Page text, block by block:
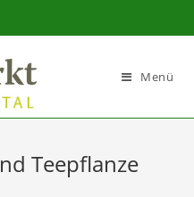
Menü
Teepflanze